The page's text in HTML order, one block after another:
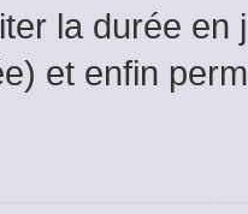
la durée
et enfin